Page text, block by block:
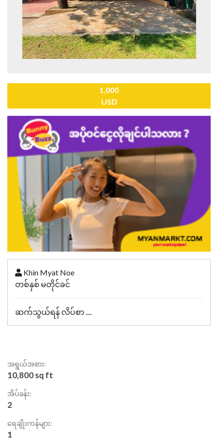
1,000
USD
Khin Myat Noe
တစ်နှစ် မတိုင်ခင်
ဆက်သွယ်ရန် လိပ်စာ ....
အရွယ်အစား:
10,800 sq ft
အိပ်ခန်း:
2
ရေချိုးကန်များ:
1